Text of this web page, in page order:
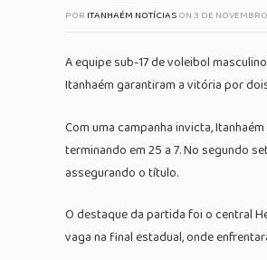
POR ITANHAÉM NOTÍCIASON 3 DE
A equipe sub-17 de voleibol
Itanhaém garantiram a vitória por
Com uma campanha invicta,
terminando em 25 a 7. No segundo
assegurando o título.
O destaque da partida foi o central
vaga na final estadual, onde